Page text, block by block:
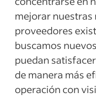
mejorar nuestras
proveedores
buscamos
puedan
de manera más
operación con